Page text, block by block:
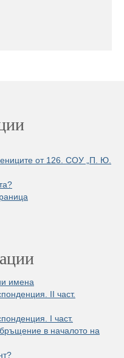
от 126. СОУ „П. Ю.
имена
II част.
I част.
в началото на